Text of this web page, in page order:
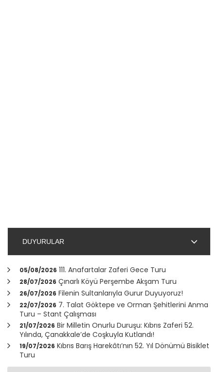
DUYURULAR
05/08/2026 111. Anafartalar Zaferi Gece Turu
28/07/2026 Çınarlı Köyü Perşembe Akşam Turu
26/07/2026 Filenin Sultanlarıyla Gurur Duyuyoruz!
22/07/2026 7. Talat Göktepe ve Orman Şehitlerini Anma
Turu – Stant Çalışması
21/07/2026 Bir Milletin Onurlu Duruşu: Kıbrıs Zaferi 52.
Yılında, Çanakkale’de Coşkuyla Kutlandı!
19/07/2026 Kıbrıs Barış Harekâtı’nın 52. Yıl Dönümü Bisiklet
Turu